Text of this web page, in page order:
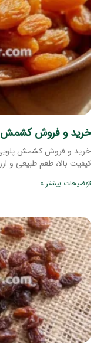
خرید و فروش کشمش
خرید و فروش کشمش
کیفیت بالا، طعم طبیعی و
توضیحات بیشتر »